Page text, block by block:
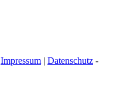
Impressum | Datenschutz -